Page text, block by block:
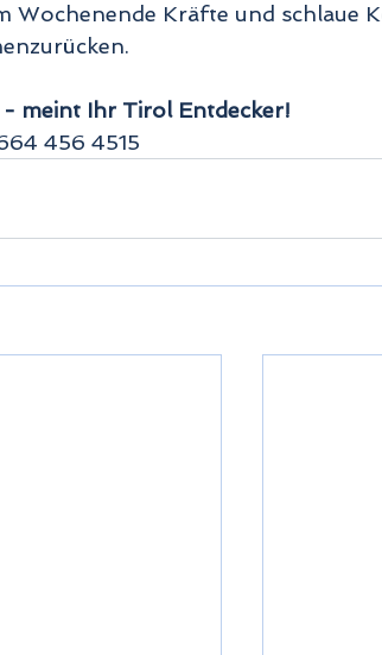
Wochenende Kräfte und schlaue
meint Ihr Tirol Entdecker!
456 4515